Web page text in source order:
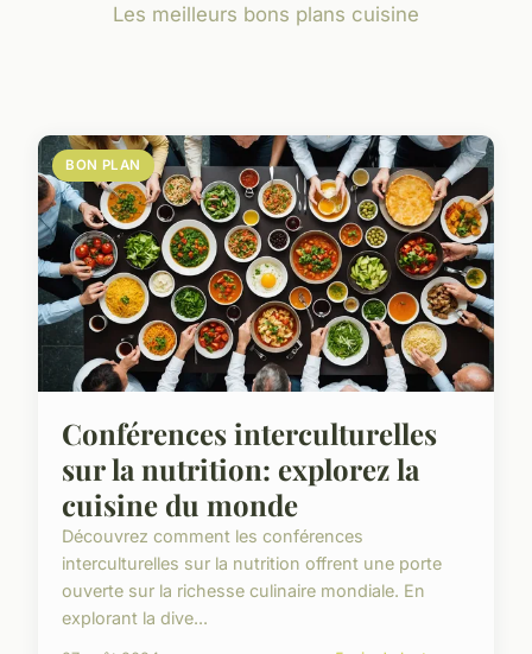
Les meilleurs bons plans cuisine
BON PLAN
Conférences interculturelles
sur la nutrition: explorez la
cuisine du monde
Découvrez comment les conférences
interculturelles sur la nutrition offrent une porte
ouverte sur la richesse culinaire mondiale. En
explorant la dive...